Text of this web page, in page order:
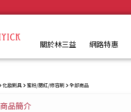
關於林三益 網路特惠
化妝刷具 蜜粉/腮紅/修容刷 全部商品
商品簡介